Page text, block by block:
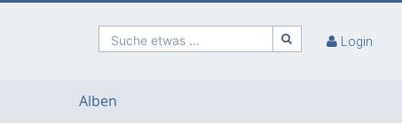
Suche etwas ... Login
Alben